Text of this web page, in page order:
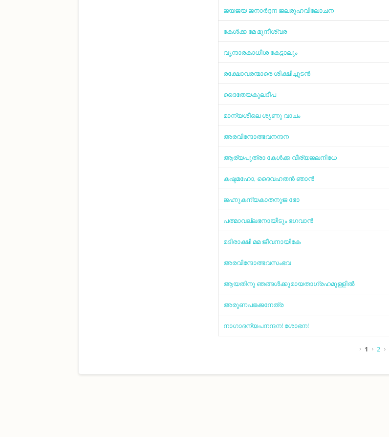
ജയജയ ജനാര്‍ദ്ദന ജലരുഹവിലോചന
കേൾക്ക മേ മുനീശ്വര
വൃന്ദാരകാധീശ കേട്ടാലും
രക്ഷോവരന്മാരെ ശിക്ഷിച്ചുടൻ
ദൈതേയകുലദീപ
മാന്യശീലെ ശൃണു വാചം
അരവിന്ദോത്ഭവനന്ദന
ആര്യപുത്രാ കേള്‍ക്ക വീര്യജലനിധേ
കഷ്ടമഹോ, ദൈവഹതൻ ഞാൻ
ജഹ്നുകന്യകാതനൂജ ഭോ
പത്മാവല്ലഭനായീടും ഭഗവാൻ
മദിരാക്ഷി മമ ജീവനായികേ
അരവിന്ദോത്ഭവസംഭവ
ആയതിനു ഞങ്ങൾക്കുമായതാഗ്രഹമുള്ളിൽ
അരുണപങ്കജനേത്ര
നാഗാദന്യപനന്ദന! ശോഭന!
1 2